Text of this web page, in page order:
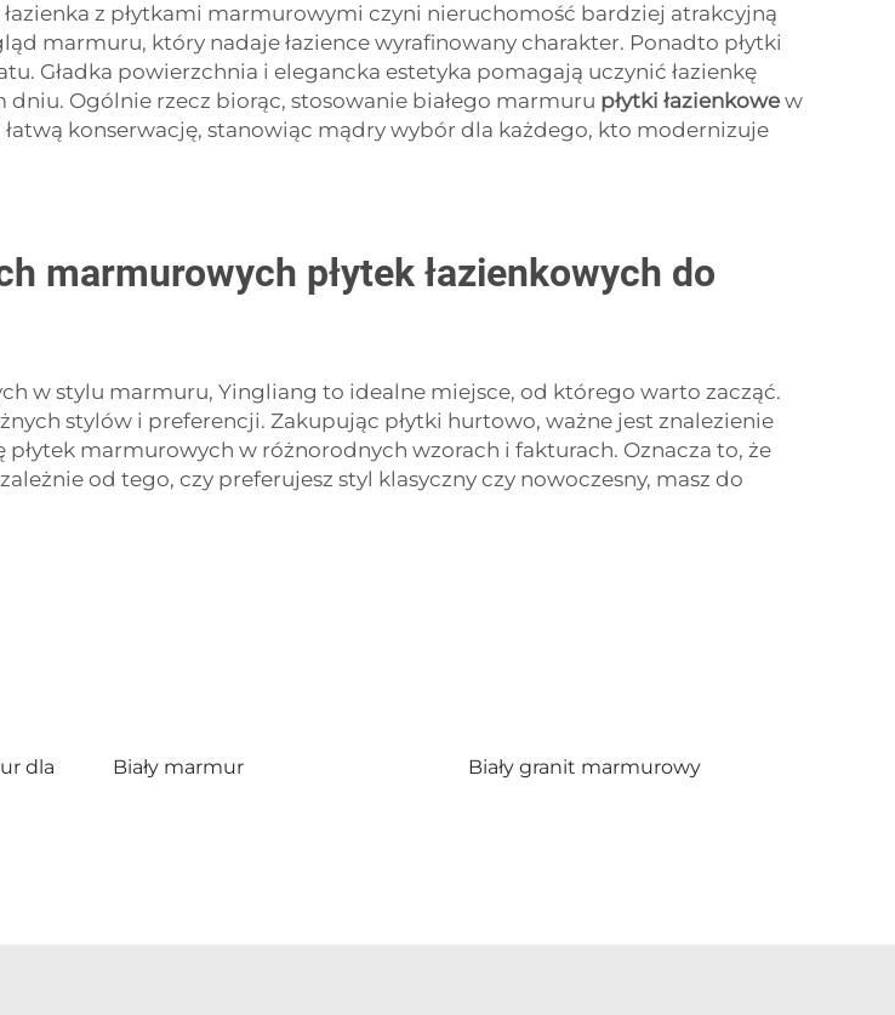
z płytkami marmurowymi czyni nieruchomość bardziej atrakcyjną
marmuru, który nadaje łazience wyrafinowany charakter. Ponadto płytki
Gładka powierzchnia i elegancka estetyka pomagają uczynić łazienkę
Ogólnie rzecz biorąc, stosowanie białego marmuru płytki łazienkowew
łatwą konserwację, stanowiąc mądry wybór dla każdego, kto modernizuje
marmurowych płytek łazienkowych do
w stylu marmuru, Yingliang to idealne miejsce, od którego warto zacząć.
stylów i preferencji. Zakupując płytki hurtowo, ważne jest znalezienie
marmurowych w różnorodnych wzorach i fakturach. Oznacza to, że
od tego, czy preferujesz styl klasyczny czy nowoczesny, masz do
dla
Biały marmur Biały granit marmurowy